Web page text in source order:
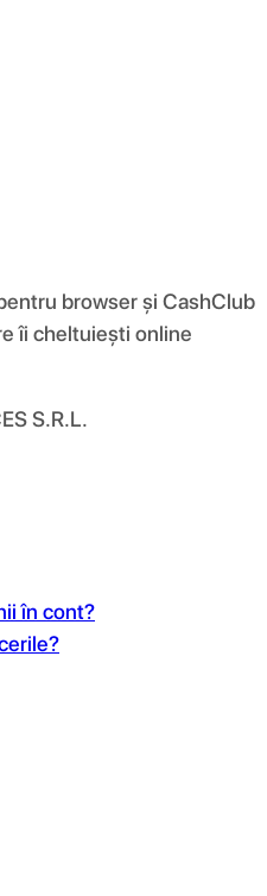
browser și CashClub
îi cheltuiești online
S.R.L.
în cont?